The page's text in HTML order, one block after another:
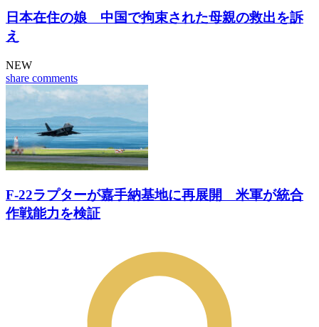
日本在住の娘 中国で拘束された母親の救出を訴
え
NEW
share comments
F-22ラプターが嘉手納基地に再展開 米軍が統合
作戦能力を検証